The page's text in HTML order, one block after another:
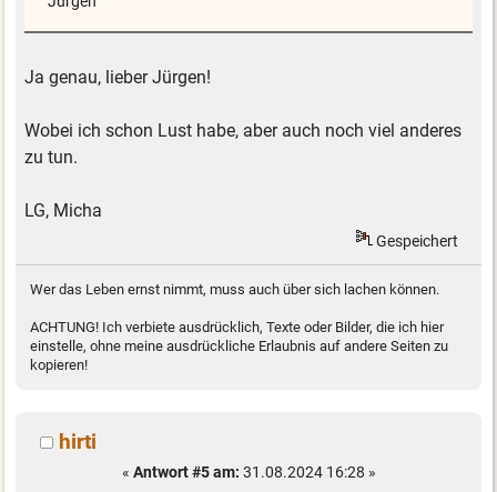
Ja genau, lieber Jürgen!
Wobei ich schon Lust habe, aber auch noch viel anderes
zu tun.
LG, Micha
Gespeichert
Wer das Leben ernst nimmt, muss auch über sich lachen können.
ACHTUNG! Ich verbiete ausdrücklich, Texte oder Bilder, die ich hier
einstelle, ohne meine ausdrückliche Erlaubnis auf andere Seiten zu
kopieren!
hirti
« Antwort #5 am: 31.08.2024 16:28 »